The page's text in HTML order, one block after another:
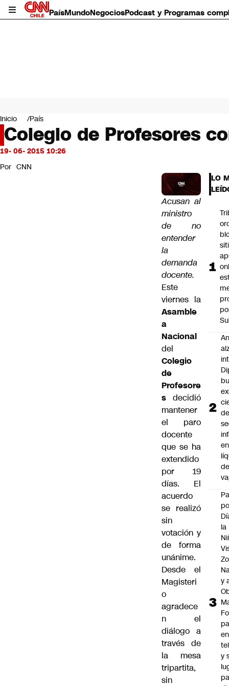
PaísMundoNegociosPodcast y Programas
Mundo
Negocios
Deportes
Programas completos
Servicios
Inicio País
Colegio de Profesores
19- 06- 2015 10:26
Por CNN
Acusan al
ministro
de no
entender
la
demanda
docente.
Este
viernes la
Asamble
a
Nacional
del
Colegio
de
Profesore
s decidió
mantener
el paro
docente
que se ha
extendido
por 19
días. El
acuerdo
se realizó
sin
votación y
de forma
unánime.
Desde el
Magisteri
o
agradece
n el
diálogo a
través de
la mesa
tripartita,
sin
LO
de
en
de
la
y
en
y